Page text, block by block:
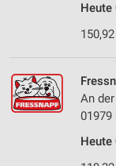
Heute
An
01979
Heute